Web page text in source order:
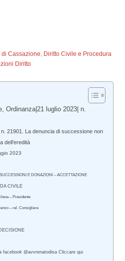
di Cassazione, Diritto Civile e Procedura
Diritto
Ordinanza|21 luglio 2023| n.
21901. La denuncia di successione non
dell’eredità
2023
E DONAZIONI – ACCETTAZIONE
CIVILE
– Presidente
– rel. Consigliere
facebook @avvrenatodisa Cliccare qui